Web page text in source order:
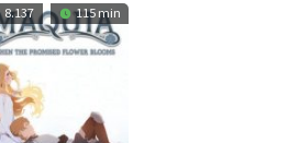
8.137 115 min